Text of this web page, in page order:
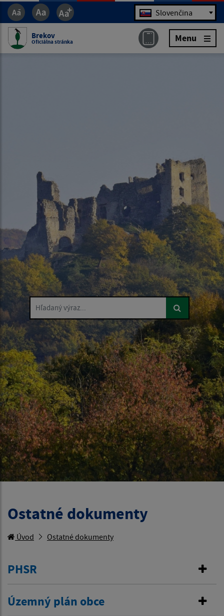
Jazyk Slovenčina
Brekov
Oficiálna stránka Menu
Hľadaný výraz...
Ostatné dokumenty
Úvod Ostatné dokumenty
PHSR
Územný plán obce